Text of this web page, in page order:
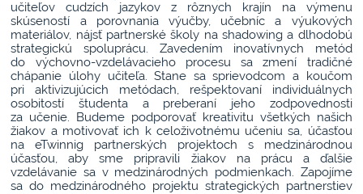
učiteľov cudzích jazykov z rôznych krajín na výmenu
skúseností a porovnania výučby, učebníc a výukových
materiálov, nájsť partnerské školy na shadowing a dlhodobú
strategickú spoluprácu. Zavedením inovatívnych metód
do výchovno-vzdelávacieho procesu sa zmení tradičné
chápanie úlohy učiteľa. Stane sa sprievodcom a koučom
pri aktivizujúcich metódach, rešpektovaní individuálnych
osobitostí študenta a preberaní jeho zodpovednosti
za učenie. Budeme podporovať kreativitu všetkých našich
žiakov a motivovať ich k celoživotnému učeniu sa, účasťou
na eTwinnig partnerských projektoch s medzinárodnou
účasťou, aby sme pripravili žiakov na prácu a ďalšie
vzdelávanie sa v medzinárodných podmienkach. Zapojíme
sa do medzinárodného projektu strategických partnerstiev